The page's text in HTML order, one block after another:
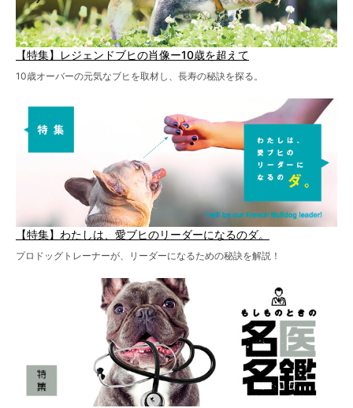
【特集】レジェンドブヒの肖像ー10歳を超えて
10歳オーバーの元気なブヒを取材し、長寿の秘訣を探る。
【特集】わたしは、愛ブヒのリーダーになるのダ。
プロドッグトレーナーが、リーダーになるための秘訣を解説！